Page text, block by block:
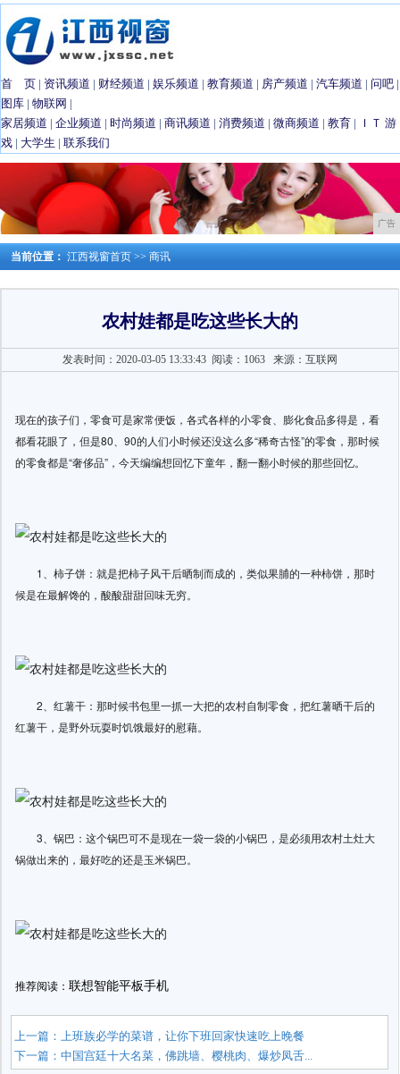
首 页 | 资讯频道 | 财经频道 | 娱乐频道 | 教育频道 | 房产频道 | 汽车频道 | 问吧 |
图库 | 物联网 |
家居频道 | 企业频道 | 时尚频道 | 商讯频道 | 消费频道 | 微商频道 | 教育 | ＩＴ 游
戏 | 大学生 | 联系我们
广告
当前位置： 江西视窗首页 >> 商讯
农村娃都是吃这些长大的
发表时间：2020-03-05 13:33:43 阅读：1063来源：互联网
现在的孩子们，零食可是家常便饭，各式各样的小零食、膨化食品多得是，看
都看花眼了，但是80、90的人们小时候还没这么多“稀奇古怪”的零食，那时候
的零食都是“奢侈品”，今天编编想回忆下童年，翻一翻小时候的那些回忆。
1、柿子饼：就是把柿子风干后晒制而成的，类似果脯的一种柿饼，那时
候是在最解馋的，酸酸甜甜回味无穷。
2、红薯干：那时候书包里一抓一大把的农村自制零食，把红薯晒干后的
红薯干，是野外玩耍时饥饿最好的慰藉。
3、锅巴：这个锅巴可不是现在一袋一袋的小锅巴，是必须用农村土灶大
锅做出来的，最好吃的还是玉米锅巴。
推荐阅读： 联想智能平板手机
上一篇：上班族必学的菜谱，让你下班回家快速吃上晚餐
下一篇：中国宫廷十大名菜，佛跳墙、樱桃肉、爆炒凤舌...